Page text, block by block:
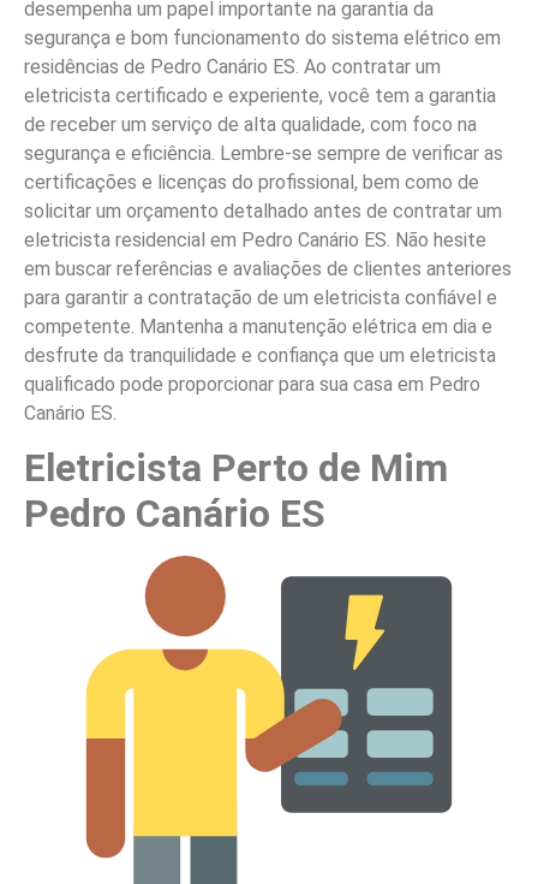
desempenha um papel importante na garantia da
segurança e bom funcionamento do sistema elétrico em
residências de Pedro Canário ES. Ao contratar um
eletricista certificado e experiente, você tem a garantia
de receber um serviço de alta qualidade, com foco na
segurança e eficiência. Lembre-se sempre de verificar as
certificações e licenças do profissional, bem como de
solicitar um orçamento detalhado antes de contratar um
eletricista residencial em Pedro Canário ES. Não hesite
em buscar referências e avaliações de clientes anteriores
para garantir a contratação de um eletricista confiável e
competente. Mantenha a manutenção elétrica em dia e
desfrute da tranquilidade e confiança que um eletricista
qualificado pode proporcionar para sua casa em Pedro
Canário ES.
Eletricista Perto de Mim
Pedro Canário ES